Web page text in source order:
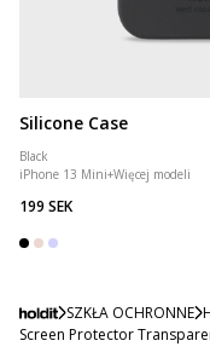
Silicone Case
Black
iPhone 13 Mini+Więcej modeli
199 SEK
SZKŁA OCHRONNE
Screen Protector